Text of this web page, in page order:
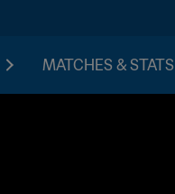
MATCHES & STATS